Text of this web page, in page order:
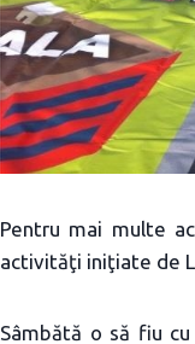
Pentru mai multe
activităţi iniţiate de
Sâmbătă o să fiu